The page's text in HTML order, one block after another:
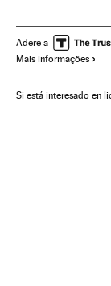
Congresso
Governo Brasil
Despesa pública
Adere a
Mais informações
Si está interesado en